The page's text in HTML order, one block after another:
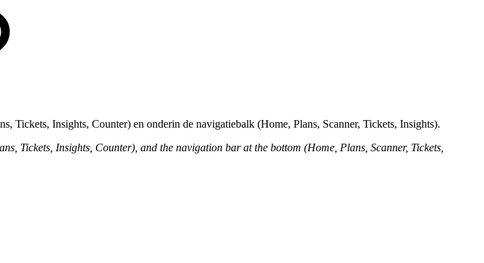
Tickets, Insights, Counter) en onderin de navigatiebalk (Home, Plans, Scanner, Tickets, Insights).
Tickets, Insights, Counter), and the navigation bar at the bottom (Home, Plans, Scanner, Tickets,